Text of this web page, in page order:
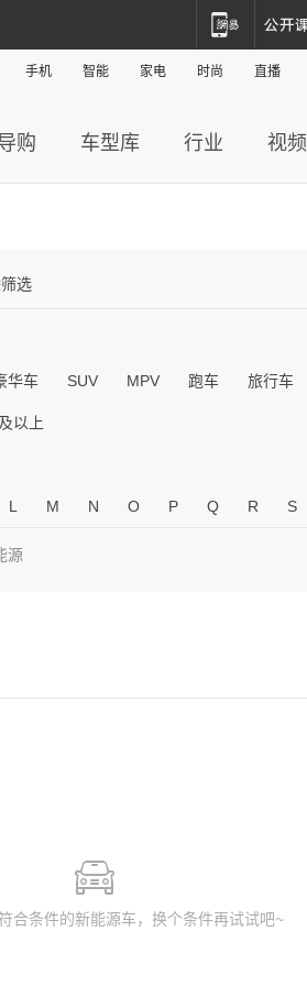
手机 智能 家电 时尚 直播
购 车型库 行业 视频
选
华车 SUV MPV 跑车 旅行车
以上
L M N O P Q R S
源
合条件的新能源车，换个条件再试试吧~